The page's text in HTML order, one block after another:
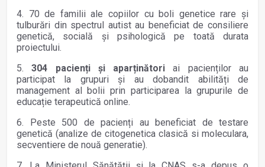
4. 70 de familii ale copiilor cu boli genetice rare și
tulburări din spectrul autist au beneficiat de consiliere
genetică, socială și psihologică pe toată durata
proiectului.
5.304 pacienți și aparținătoriai pacienților au
participat la grupuri și au dobandit abilități de
management al bolii prin participarea la grupurile de
educație terapeutică online.
6. Peste 500 de pacienți au beneficiat de testare
genetică (analize de citogenetica clasică si moleculara,
secventiere de nouă generatie).